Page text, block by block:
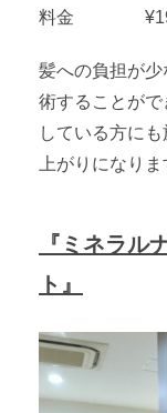
料金
髪への負担が
術することが
している方に
上がりになりま
『ミネラル
ト』